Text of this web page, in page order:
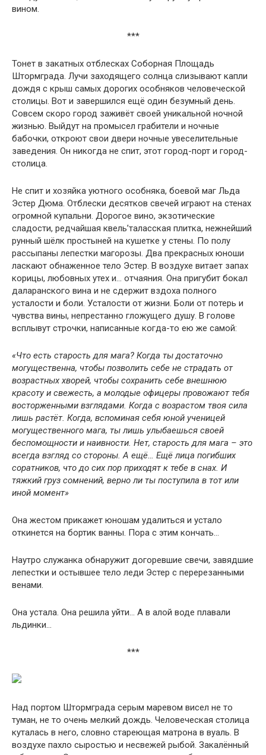
вином.
***
Тонет в закатных отблесках Соборная Площадь
Штормграда. Лучи заходящего солнца слизывают капли
дождя с крыш самых дорогих особняков человеческой
столицы. Вот и завершился ещё один безумный день.
Совсем скоро город заживёт своей уникальной ночной
жизнью. Выйдут на промысел грабители и ночные
бабочки, откроют свои двери ночные увеселительные
заведения. Он никогда не спит, этот город-порт и город-
столица.
Не спит и хозяйка уютного особняка, боевой маг Льда
Эстер Дюма. Отблески десятков свечей играют на стенах
огромной купальни. Дорогое вино, экзотические
сладости, редчайшая квель’таласская плитка, нежнейший
рунный шёлк простыней на кушетке у стены. По полу
рассыпаны лепестки магорозы. Два прекрасных юноши
ласкают обнаженное тело Эстер. В воздухе витает запах
корицы, любовных утех и… отчаяния. Она пригубит бокал
даларанского вина и не сдержит вздоха полного
усталости и боли. Усталости от жизни. Боли от потерь и
чувства вины, непрестанно гложущего душу. В голове
всплывут строчки, написанные когда-то ею же самой:
«Что есть старость для мага? Когда ты достаточно
могущественна, чтобы позволить себе не страдать от
возрастных хворей, чтобы сохранить себе внешнюю
красоту и свежесть, а молодые офицеры провожают тебя
восторженными взглядами. Когда с возрастом твоя сила
лишь растёт. Когда, вспоминая себя юной ученицей
могущественного мага, ты лишь улыбаешься своей
беспомощности и наивности. Нет, старость для мага – это
всегда взгляд со стороны. А ещё… Ещё лица погибших
соратников, что до сих пор приходят к тебе в снах. И
тяжкий груз сомнений, верно ли ты поступила в тот или
иной момент»
Она жестом прикажет юношам удалиться и устало
откинется на бортик ванны. Пора с этим кончать…
Наутро служанка обнаружит догоревшие свечи, завядшие
лепестки и остывшее тело леди Эстер с перерезанными
венами.
Она устала. Она решила уйти… А в алой воде плавали
льдинки…
***
Над портом Штормграда серым маревом висел не то
туман, не то очень мелкий дождь. Человеческая столица
куталась в него, словно стареющая матрона в вуаль. В
воздухе пахло сыростью и несвежей рыбой. Закалённый